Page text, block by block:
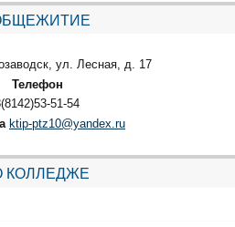
ул. Лесная, д. 17
Телефон
51-54
ktip-ptz10@yandex.ru
КОЛЛЕДЖЕ